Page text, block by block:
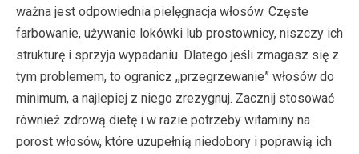
ważna jest odpowiednia pielęgnacja włosów. Częste
farbowanie, używanie lokówki lub prostownicy, niszczy ich
strukturę i sprzyja wypadaniu. Dlatego jeśli zmagasz się z
tym problemem, to ogranicz ,,przegrzewanie” włosów do
minimum, a najlepiej z niego zrezygnuj. Zacznij stosować
również zdrową dietę i w razie potrzeby witaminy na
porost włosów, które uzupełnią niedobory i poprawią ich